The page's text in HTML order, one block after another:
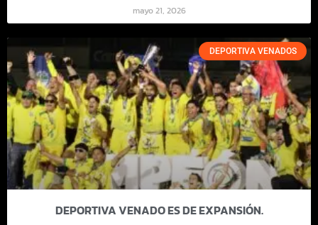
mayo 21, 2026
DEPORTIVA VENADOS
DEPORTIVA VENADO ES DE EXPANSIÓN.